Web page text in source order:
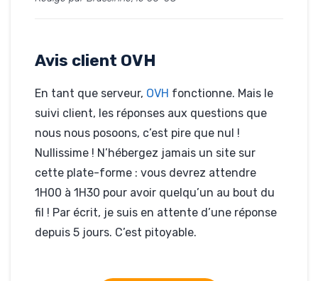
Avis client OVH
En tant que serveur, OVH fonctionne. Mais le
suivi client, les réponses aux questions que
nous nous posoons, c’est pire que nul !
Nullissime ! N’hébergez jamais un site sur
cette plate-forme : vous devrez attendre
1H00 à 1H30 pour avoir quelqu’un au bout du
fil ! Par écrit, je suis en attente d’une réponse
depuis 5 jours. C’est pitoyable.